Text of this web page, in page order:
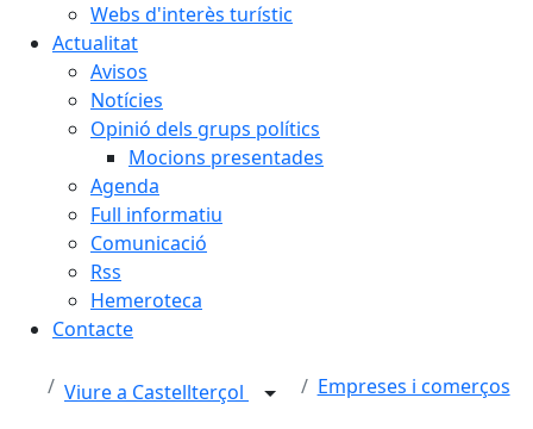
Webs d'interès turístic
Actualitat
Avisos
Notícies
Opinió dels grups polítics
Mocions presentades
Agenda
Full informatiu
Comunicació
Rss
Hemeroteca
Contacte
Viure a Castellterçol Empreses i comerços